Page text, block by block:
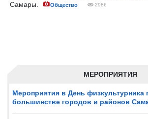
МЕРОПРИЯТИЯ
Мероприятия в День физкультурника
большинстве городов и районов
Самары.
Общество 2986